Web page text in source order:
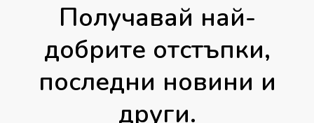
78.23 лв.
Получавай най-
добрите отстъпки,
последни новини и
други.